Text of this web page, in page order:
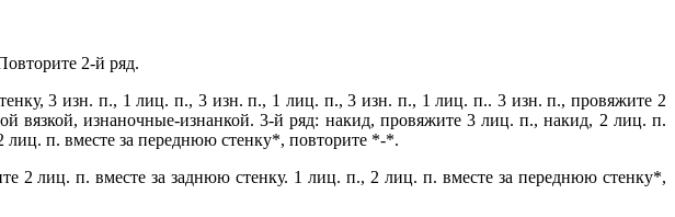
2-й ряд.
3 изн. п., 1 лиц. п., 3 изн. п., 1 лиц. п., 3 изн. п., 1 лиц. п.. 3 изн. п., провяжите 2
вязкой, изнаночные-изнанкой. 3-й ряд: накид, провяжите 3 лиц. п., накид, 2 лиц. п.
п. вместе за переднюю стенку*, повторите *-*.
2 лиц. п. вместе за заднюю стенку. 1 лиц. п., 2 лиц. п. вместе за переднюю стенку*,